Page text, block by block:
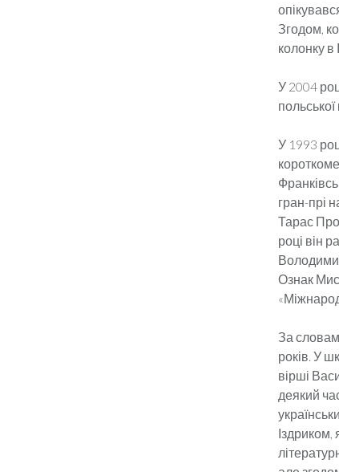
Згодом,
колонку в
У 2004
У 1993
гран-прі
Тарас
році він
Ознак
За
років. У
вірші
деякий
Іздриком,